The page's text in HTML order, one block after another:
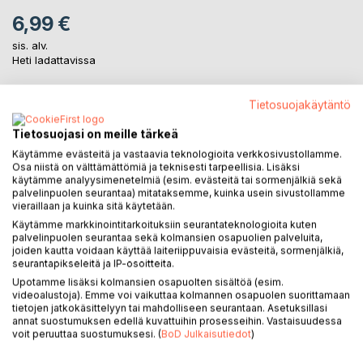
6,99 €
sis. alv.
Heti ladattavissa
Lisää muistilistalle
Arvostele tuote
KUVAUS
Tietosuojakäytäntö
Tietosuojasi on meille tärkeä
Käytämme evästeitä ja vastaavia teknologioita verkkosivustollamme.
Osa niistä on välttämättömiä ja teknisesti tarpeellisia. Lisäksi
käytämme analyysimenetelmiä (esim. evästeitä tai sormenjälkiä sekä
palvelinpuolen seurantaa) mitataksemme, kuinka usein sivustollamme
vieraillaan ja kuinka sitä käytetään.
Käytämme markkinointitarkoituksiin seurantateknologioita kuten
palvelinpuolen seurantaa sekä kolmansien osapuolien palveluita,
joiden kautta voidaan käyttää laiteriippuvaisia evästeitä, sormenjälkiä,
seurantapikseleitä ja IP-osoitteita.
Upotamme lisäksi kolmansien osapuolten sisältöä (esim.
videoalustoja). Emme voi vaikuttaa kolmannen osapuolen suorittamaan
tietojen jatkokäsittelyyn tai mahdolliseen seurantaan. Asetuksillasi
annat suostumuksen edellä kuvattuihin prosesseihin. Vastaisuudessa
voit peruuttaa suostumuksesi. (BoD Julkaisutiedot)